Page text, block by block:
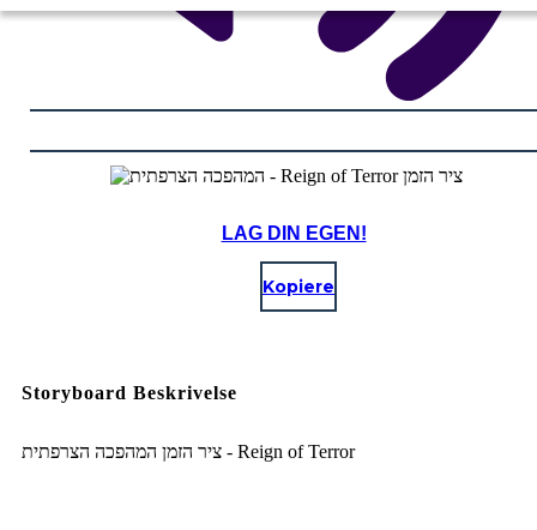
LAG DIN EGEN!
Kopiere
Storyboard Beskrivelse
ציר הזמן המהפכה הצרפתית - Reign of Terror